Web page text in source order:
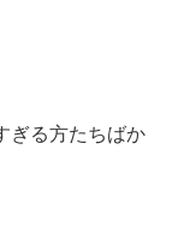
ぎる方たちばか